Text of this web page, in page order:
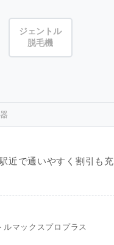
ジェントル
脱毛機
近で通いやすく割引も
ルマックスプロプラス